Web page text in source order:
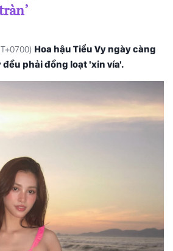
Hoa hậu Tiểu Vy ngày càng
phải đồng loạt 'xin vía'.